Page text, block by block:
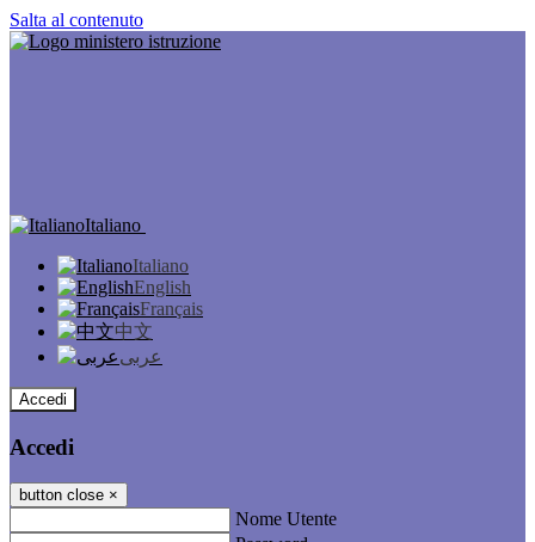
Salta al contenuto
Italiano
Italiano
English
Français
中文
عربى
Accedi
Accedi
button close ×
Nome Utente